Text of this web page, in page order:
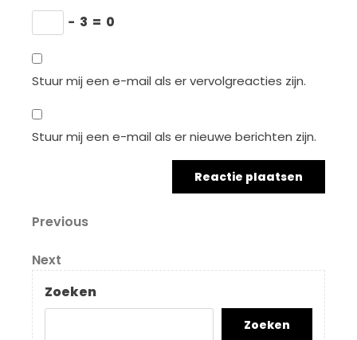
− 3 = 0
Stuur mij een e-mail als er vervolgreacties zijn.
Stuur mij een e-mail als er nieuwe berichten zijn.
Berichtnavigatie
Previous
Previous
Next
Post
Next
Zoeken
Zoeken